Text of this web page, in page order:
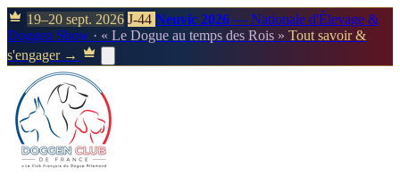
19–20 sept. 2026 J-44 Neuvic 2026 — Nationale d'Élevage &
Doggen Show · « Le Dogue au temps des Rois » Tout savoir &
s'engager →